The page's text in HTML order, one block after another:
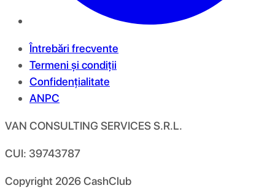
Întrebări frecvente
Termeni și condiții
Confidențialitate
ANPC
VAN CONSULTING SERVICES S.R.L.
CUI: 39743787
Copyright 2026CashClub